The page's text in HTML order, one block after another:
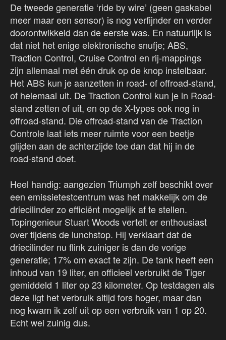
De tweede generatie ‘ride by wire’ (geen gaskabel
meer maar een sensor) is nog verfijnder en verder
doorontwikkeld dan de eerste was. En natuurlijk is
dat niet het enige elektronische snufje; ABS,
Traction Control, Cruise Control en rij-mappings
zijn allemaal met één druk op de knop instelbaar.
Het ABS kun je aanzetten in road- of offroad-stand,
of helemaal uit. De Traction Control kun je in Road-
stand zetten of uit, en op de X-types ook nog in
offroad-stand. Die offroad-stand van de Traction
Controle laat iets meer ruimte voor een beetje
glijden aan de achterzijde toe dan dat hij in de
road-stand doet.
Heel handig: aangezien Triumph zelf beschikt over
een emissietestcentrum was het makkelijk om de
driecilinder zo efficiënt mogelijk af te stellen.
Topingenieur Stuart Woods vertelt er enthousiast
over tijdens de lunchstop. Hij verklaart dat de
driecilinder nu flink zuiniger is dan de vorige
generatie; 17% om exact te zijn. De tank heeft een
inhoud van 19 liter, en officieel verbruikt de Tiger
gemiddeld 1 liter op 23 kilometer. Op testdagen als
deze ligt het verbruik altijd fors hoger, maar dan
nog kwam ik zelf uit op een verbruik van 1 op 20.
Echt wel zuinig dus.